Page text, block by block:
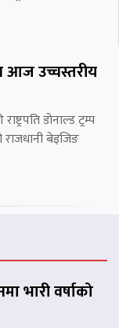
आज उच्चस्तरीय
डोनाल्ड ट्रम्प
बेइजिङ
भारी वर्षाको